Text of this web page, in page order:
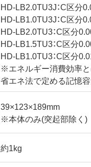
HD-LB2.0TU3J：C区分
HD-LB1.0TU3J：C区分
HD-LB2.0TU3：C区分
HD-LB1.5TU3：C区分
HD-LB1.0TU3：C区分
※エネルギー消費効率
省エネ法で定める記憶
39×123×189mm
※本体のみ(突起部除く)
約1kg